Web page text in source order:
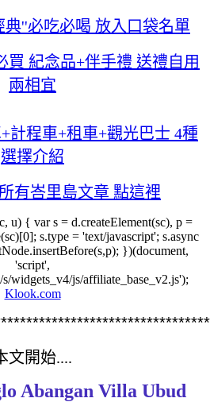
典''必吃必喝 放入口袋名單
買 紀念品+伴手禮 送禮自用
兩相宜
計程車+租車+觀光巴士 4種
選擇介紹
有峇里島文章 點這裡
u) { var s = d.createElement(sc), p =
s.type = 'text/javascript'; s.async
})(document,
'script',
widgets_v4/js/affiliate_base_v2.js');
Klook.com
文開始....
Abangan Villa Ubud